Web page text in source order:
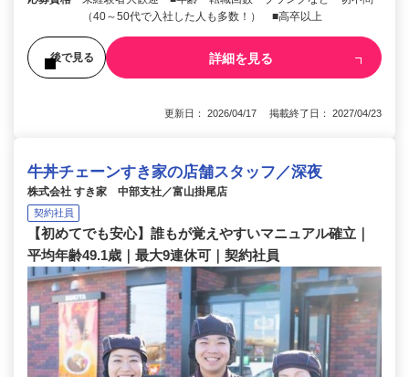
（40～50代で入社した人も多数！） ■高卒以上
後で見る 詳細を見る
更新日： 2026/04/17 掲載終了日： 2027/04/23
牛丼チェーンすき家の店舗スタッフ／深夜
株式会社 すき家 中部支社／富山掛尾店
契約社員
【初めてでも安心】誰もが覚えやすいマニュアル確立｜
平均年齢49.1歳｜最大9連休可｜契約社員